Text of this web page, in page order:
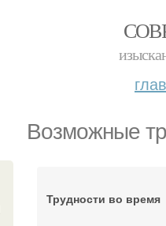
Возможные
Трудности во время